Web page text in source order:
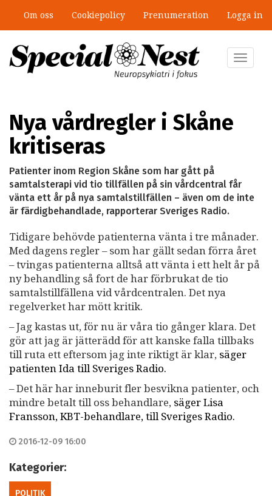
huvudinnehåll
Om oss Cookiepolicy Prenumeration Logga in
Toggle
Nya vårdregler i Skåne
kritiseras
Patienter inom Region Skåne som har gått på
samtalsterapi vid tio tillfällen på sin vårdcentral får
vänta ett år på nya samtalstillfällen – även om de inte
är färdigbehandlade, rapporterar Sveriges Radio.
Tidigare behövde patienterna vänta i tre månader.
Med dagens regler – som har gällt sedan förra året
– tvingas patienterna alltså att vänta i ett helt år på
ny behandling så fort de har förbrukat de tio
samtalstillfällena vid vårdcentralen. Det nya
regelverket har mött kritik.
– Jag kastas ut, för nu är våra tio gånger klara. Det
gör att jag är jätterädd för att kanske falla tillbaks
till ruta ett eftersom jag inte riktigt är klar, säger
patienten Ida till Sveriges Radio.
– Det här har inneburit fler besvikna patienter, och
mindre betalt till oss behandlare, säger Lisa
Fransson, KBT-behandlare, till Sveriges Radio.
2016-12-09 16:00
Kategorier:
POLITIK
Ny antologi om fördelar och
fallgropar med särskilda
undervisningsgrupper